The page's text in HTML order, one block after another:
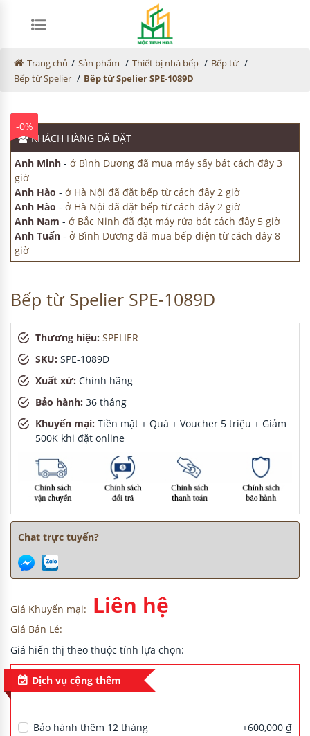
Trang chủ / Sản phẩm / Thiết bị nhà bếp / Bếp từ /
Bếp từ Spelier / Bếp từ Spelier SPE-1089D
-0%
KHÁCH HÀNG ĐÃ ĐẶT
Anh Minh - ở Bình Dương đã mua máy sấy bát cách đây 3
giờ
Anh Hào - ở Hà Nội đã đặt bếp từ cách đây 2 giờ
Anh Hào - ở Hà Nội đã đặt bếp từ cách đây 2 giờ
Anh Nam - ở Bắc Ninh đã đặt máy rửa bát cách đây 5 giờ
Anh Tuấn - ở Bình Dương đã mua bếp điện từ cách đây 8
giờ
Bếp từ Spelier SPE-1089D
Thương hiệu: SPELIER
SKU: SPE-1089D
Xuất xứ: Chính hãng
Bảo hành: 36 tháng
Khuyến mại: Tiền mặt + Quà + Voucher 5 triệu + Giảm
500K khi đặt online
Chat trực tuyến?
Giá Khuyến mại: Liên hệ
Giá Bán Lẻ:
Giá hiển thị theo thuộc tính lựa chọn:
Dịch vụ cộng thêm
Bảo hành thêm 12 tháng
+600,000 ₫